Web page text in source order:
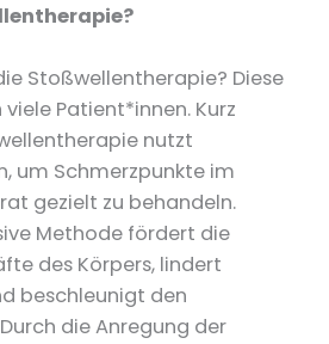
Stoßwellentherapie? Diese
Patient*innen. Kurz
nutzt
um Schmerzpunkte im
gezielt zu behandeln.
Methode fördert die
des Körpers, lindert
beschleunigt den
die Anregung der